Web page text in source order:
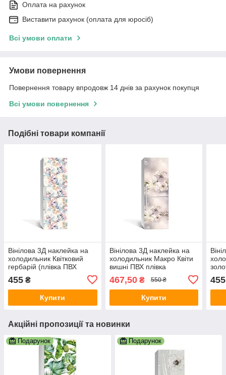
Оплата на рахунок
Виставити рахунок (оплата для юросіб)
Всі умови оплати
Умови повернення
Повернення товару впродовж 14 днів за рахунок покупця
Всі умови повернення
Подібні товари компанії
Вінілова 3Д наклейка на
холодильник Квітковий
гербарій (плівка ПВХ
фотодрук) 600х1800 мм
Абстракція Блакитний
455 ₴
Купити
Вінілова 3Д наклейка на
холодильник Макро Квіти
вишні ПВХ плівка
Бежевий 650х2000 мм
467,50₴ 550 ₴
Купити
455
Акційні пропозиції та новинки
Подарунок Подарунок